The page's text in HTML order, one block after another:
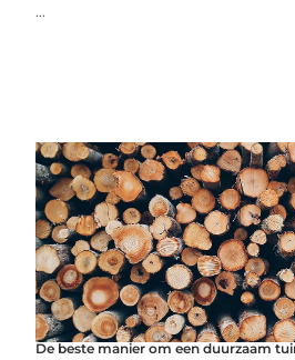
...
De beste manier om een duurzaam